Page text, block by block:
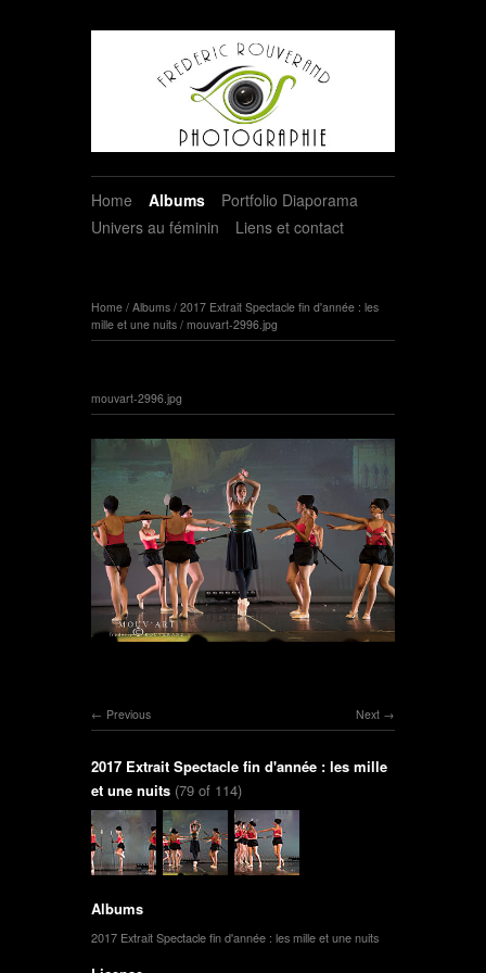
Home Albums
Portfolio Diaporama
Univers au féminin
Liens et contact
Home / Albums / 2017 Extrait Spectacle fin d'année : les
mille et une nuits / mouvart-2996.jpg
mouvart-2996.jpg
Next
Previous
2017 Extrait Spectacle fin d'année : les mille
et une nuits (79 of 114)
Albums
2017 Extrait Spectacle fin d'année : les mille et une nuits